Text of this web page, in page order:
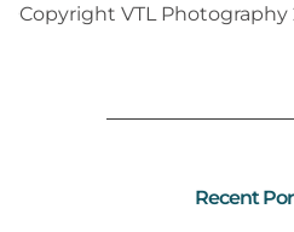
©Copyright VTL Photography
Recent